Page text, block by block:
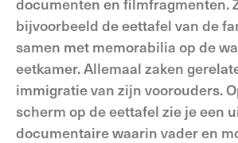
bijvoorbeeld de eettafel van de
samen met memorabilia op de
eetkamer. Allemaal zaken
immigratie van zijn voorouders.
scherm op de eettafel zie je een
documentaire waarin vader en